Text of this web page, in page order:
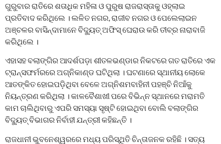
ଗୁରୁବାର ରାତିରେ ଶତାଧିକ ମହିଳା ଓ ପୁରୁଷ ରାଜରାସ୍ତାକୁ ଓହ୍ଲାଇ
ପ୍ରତିବାଦ କରିଥିଲେ । ଲଳିତ ନଗର, ରାଜୀବ ନଗର ଓ ପେଲେଲାଇନ
ଅଞ୍ଚଳର ବାସିନ୍ଦାମାନେ ବିଦ୍ୟୁତ୍ ଅଫିସ୍ ଘେରାଉ କରି ତୀବ୍ର ନାରାବାଜି
କରିଥିଲେ ।
ଏହାସହ ବଲାଙ୍ଗିର ଆଦର୍ଶପଡ଼ା ଶୀତଳଭଣ୍ଡାର ନିକଟରେ ଗତ ରାତିରେ ଏକ
ଟ୍ରାନ୍ସଫର୍ମରରେ ଅଗ୍ନିକାଣ୍ଡ ଘଟିଥିଲା । ଘଟଣାରେ ସ୍ଥାନୀୟ ଲୋକେ
ଆତଙ୍କିତ ହୋଇପଡ଼ିଥିବା ବେଳେ ଅଗ୍ନିଶମବାହିନୀ ପହଞ୍ଚି ନିଆଁକୁ
ନିୟନ୍ତ୍ରଣ କରିଥିଲା । କାଳବୈଶାଖୀ ପରେ ବିଭିନ୍ନ ସ୍ଥାନରେ ମରାମତି
କାମ ଚାଲିଥିବାରୁ ଏପରି ସମସ୍ୟା ସୃଷ୍ଟି ହୋଇଥିବା ବୋଲି ବଲାଙ୍ଗିର
ବିଦ୍ୟୁତ୍ ବିଭାଗର ନିର୍ବାହୀ ଯନ୍ତ୍ରୀ କହିଛନ୍ତି ।
ରାଜଧାନୀ ଭୁବନେଶ୍ୱରରେ ମଧ୍ୟ ପରିସ୍ଥିତି ଚିନ୍ତାଜନକ ରହିଛି । ସତ୍ୟ